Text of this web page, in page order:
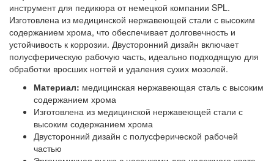
инструмент для педикюра от немецкой компании SPL.
Изготовлена из медицинской нержавеющей стали с высоким
содержанием хрома, что обеспечивает долговечность и
устойчивость к коррозии. Двусторонний дизайн включает
полусферическую рабочую часть, идеально подходящую для
обработки вросших ногтей и удаления сухих мозолей.
Материал: медицинская нержавеющая сталь с высоким
содержанием хрома
Изготовлена из медицинской нержавеющей стали с
высоким содержанием хрома
Двусторонний дизайн с полусферической рабочей
частью